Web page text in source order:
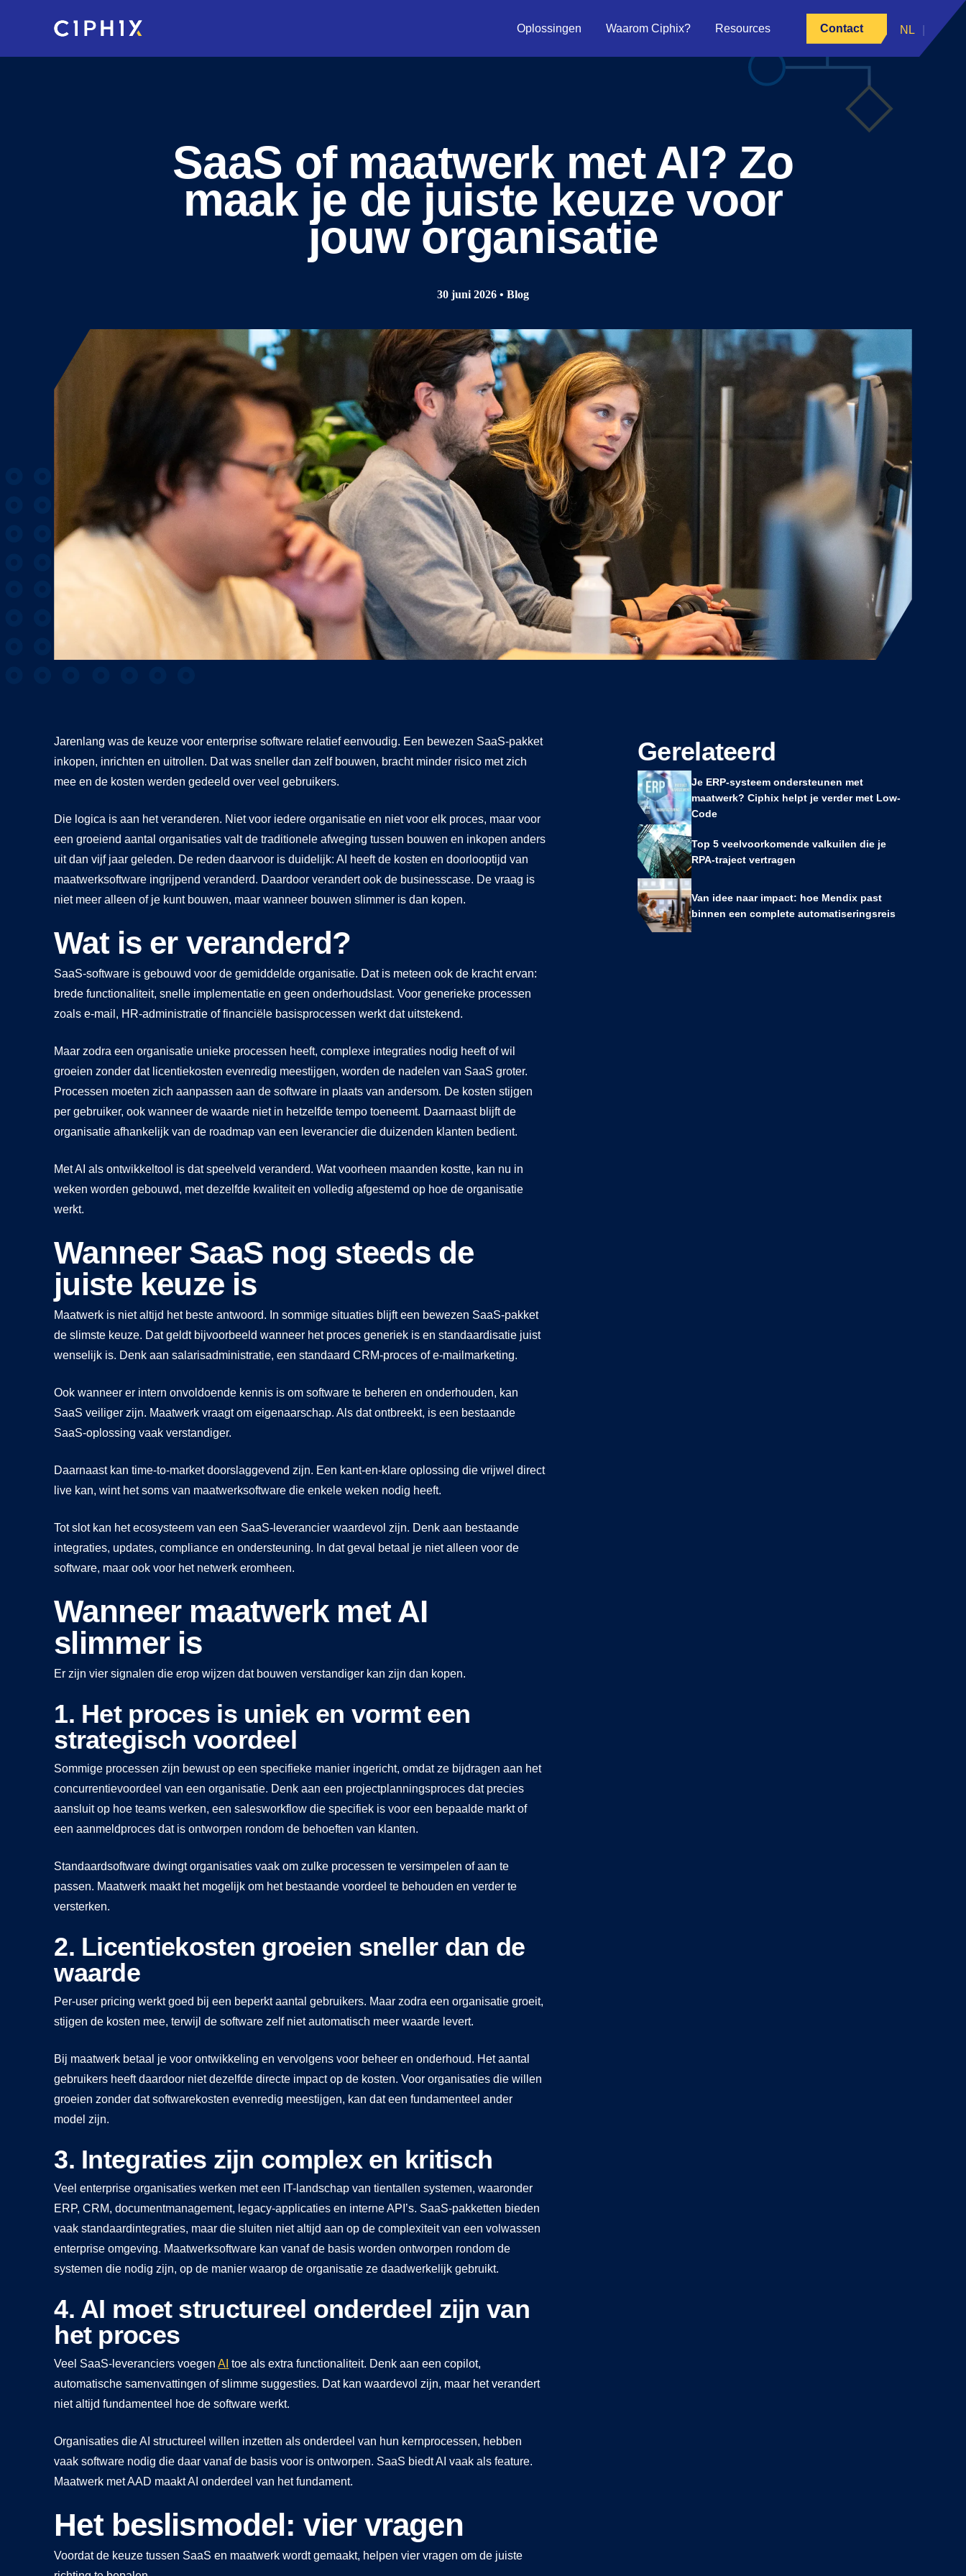
Oplossingen Waarom Ciphix? Resources Contact
SaaS of maatwerk met AI? Zo
maak je de juiste keuze voor
jouw organisatie
30 juni 2026 • Blog
Jarenlang was de keuze voor enterprise software relatief eenvoudig. Een bewezen SaaS-pakket
inkopen, inrichten en uitrollen. Dat was sneller dan zelf bouwen, bracht minder risico met zich
mee en de kosten werden gedeeld over veel gebruikers.
Die logica is aan het veranderen. Niet voor iedere organisatie en niet voor elk proces, maar voor
een groeiend aantal organisaties valt de traditionele afweging tussen bouwen en inkopen anders
uit dan vijf jaar geleden. De reden daarvoor is duidelijk: AI heeft de kosten en doorlooptijd van
maatwerksoftware ingrijpend veranderd. Daardoor verandert ook de businesscase. De vraag is
niet meer alleen of je kunt bouwen, maar wanneer bouwen slimmer is dan kopen.
Wat is er veranderd?
SaaS-software is gebouwd voor de gemiddelde organisatie. Dat is meteen ook de kracht ervan:
brede functionaliteit, snelle implementatie en geen onderhoudslast. Voor generieke processen
zoals e-mail, HR-administratie of financiële basisprocessen werkt dat uitstekend.
Maar zodra een organisatie unieke processen heeft, complexe integraties nodig heeft of wil
groeien zonder dat licentiekosten evenredig meestijgen, worden de nadelen van SaaS groter.
Processen moeten zich aanpassen aan de software in plaats van andersom. De kosten stijgen
per gebruiker, ook wanneer de waarde niet in hetzelfde tempo toeneemt. Daarnaast blijft de
organisatie afhankelijk van de roadmap van een leverancier die duizenden klanten bedient.
Met AI als ontwikkeltool is dat speelveld veranderd. Wat voorheen maanden kostte, kan nu in
weken worden gebouwd, met dezelfde kwaliteit en volledig afgestemd op hoe de organisatie
werkt.
Wanneer SaaS nog steeds de
juiste keuze is
Maatwerk is niet altijd het beste antwoord. In sommige situaties blijft een bewezen SaaS-pakket
de slimste keuze. Dat geldt bijvoorbeeld wanneer het proces generiek is en standaardisatie juist
wenselijk is. Denk aan salarisadministratie, een standaard CRM-proces of e-mailmarketing.
Ook wanneer er intern onvoldoende kennis is om software te beheren en onderhouden, kan
SaaS veiliger zijn. Maatwerk vraagt om eigenaarschap. Als dat ontbreekt, is een bestaande
SaaS-oplossing vaak verstandiger.
Daarnaast kan time-to-market doorslaggevend zijn. Een kant-en-klare oplossing die vrijwel direct
live kan, wint het soms van maatwerksoftware die enkele weken nodig heeft.
Tot slot kan het ecosysteem van een SaaS-leverancier waardevol zijn. Denk aan bestaande
integraties, updates, compliance en ondersteuning. In dat geval betaal je niet alleen voor de
software, maar ook voor het netwerk eromheen.
Wanneer maatwerk met AI
slimmer is
Er zijn vier signalen die erop wijzen dat bouwen verstandiger kan zijn dan kopen.
1. Het proces is uniek en vormt een
strategisch voordeel
Sommige processen zijn bewust op een specifieke manier ingericht, omdat ze bijdragen aan het
concurrentievoordeel van een organisatie. Denk aan een projectplanningsproces dat precies
aansluit op hoe teams werken, een salesworkflow die specifiek is voor een bepaalde markt of
een aanmeldproces dat is ontworpen rondom de behoeften van klanten.
Standaardsoftware dwingt organisaties vaak om zulke processen te versimpelen of aan te
passen. Maatwerk maakt het mogelijk om het bestaande voordeel te behouden en verder te
versterken.
2. Licentiekosten groeien sneller dan de
waarde
Per-user pricing werkt goed bij een beperkt aantal gebruikers. Maar zodra een organisatie groeit,
stijgen de kosten mee, terwijl de software zelf niet automatisch meer waarde levert.
Bij maatwerk betaal je voor ontwikkeling en vervolgens voor beheer en onderhoud. Het aantal
gebruikers heeft daardoor niet dezelfde directe impact op de kosten. Voor organisaties die willen
groeien zonder dat softwarekosten evenredig meestijgen, kan dat een fundamenteel ander
model zijn.
3. Integraties zijn complex en kritisch
Veel enterprise organisaties werken met een IT-landschap van tientallen systemen, waaronder
ERP, CRM, documentmanagement, legacy-applicaties en interne API’s. SaaS-pakketten bieden
vaak standaardintegraties, maar die sluiten niet altijd aan op de complexiteit van een volwassen
enterprise omgeving. Maatwerksoftware kan vanaf de basis worden ontworpen rondom de
systemen die nodig zijn, op de manier waarop de organisatie ze daadwerkelijk gebruikt.
4. AI moet structureel onderdeel zijn van
het proces
Veel SaaS-leveranciers voegenAI toe als extra functionaliteit. Denk aan een copilot,
automatische samenvattingen of slimme suggesties. Dat kan waardevol zijn, maar het verandert
niet altijd fundamenteel hoe de software werkt.
Organisaties die AI structureel willen inzetten als onderdeel van hun kernprocessen, hebben
vaak software nodig die daar vanaf de basis voor is ontworpen. SaaS biedt AI vaak als feature.
Maatwerk met AAD maakt AI onderdeel van het fundament.
Het beslismodel: vier vragen
Voordat de keuze tussen SaaS en maatwerk wordt gemaakt, helpen vier vragen om de juiste
Gerelateerd
Je ERP-systeem ondersteunen met
maatwerk? Ciphix helpt je verder met Low-
Code
Top 5 veelvoorkomende valkuilen die je
RPA-traject vertragen
Van idee naar impact: hoe Mendix past
binnen een complete automatiseringsreis